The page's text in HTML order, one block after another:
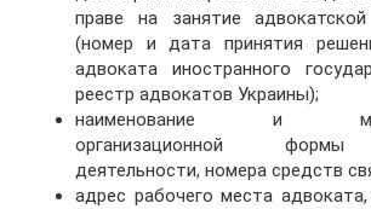
праве на занятие
(номер и дата принятия
адвоката иностранного
реестр адвокатов Украины);
наименование и
организационной формы
деятельности, номера средств
адрес рабочего места